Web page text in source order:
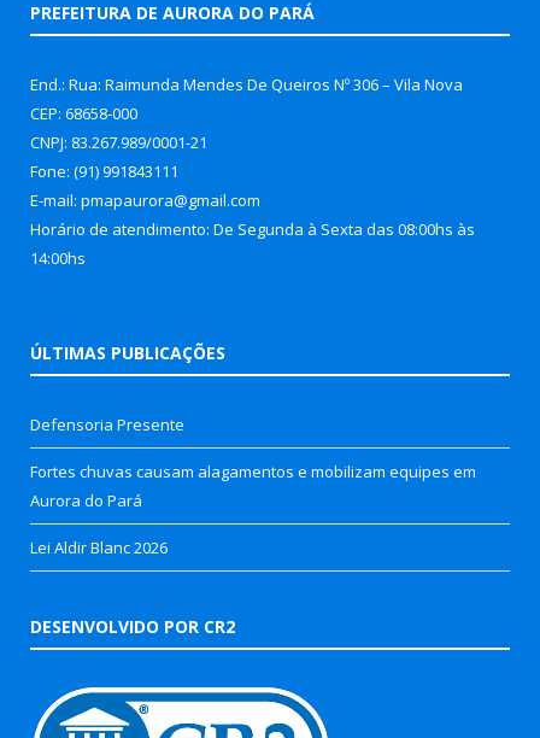
PREFEITURA DE AURORA DO PARÁ
End.: Rua: Raimunda Mendes De Queiros Nº 306 – Vila Nova
CEP: 68658-000
CNPJ: 83.267.989/0001-21
Fone: (91) 991843111
E-mail: pmapaurora@gmail.com
Horário de atendimento: De Segunda à Sexta das 08:00hs às
14:00hs
ÚLTIMAS PUBLICAÇÕES
Defensoria Presente
Fortes chuvas causam alagamentos e mobilizam equipes em
Aurora do Pará
Lei Aldir Blanc 2026
DESENVOLVIDO POR CR2